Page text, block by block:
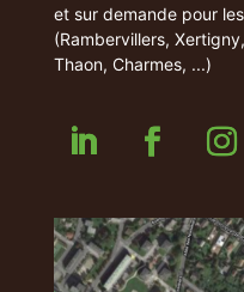
et sur demande pour
(Rambervillers,
Thaon, Charmes, ...)